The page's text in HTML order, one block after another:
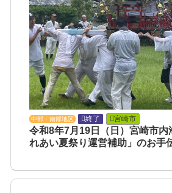
中部・南部地区 終了 宮崎市
令和8年7月19日（日）宮崎市内
れあい夏祭り運営補助」のお手